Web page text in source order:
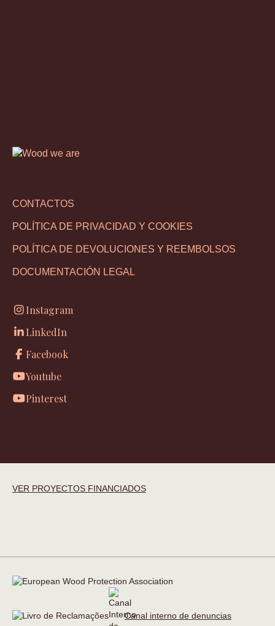
CONTACTOS
POLÍTICA DE PRIVACIDAD Y COOKIES
POLÍTICA DE DEVOLUCIONES Y REEMBOLSOS
DOCUMENTACIÓN LEGAL
Instagram
LinkedIn
Facebook
Youtube
Pinterest
VER PROYECTOS FINANCIADOS
Canal interno de denuncias